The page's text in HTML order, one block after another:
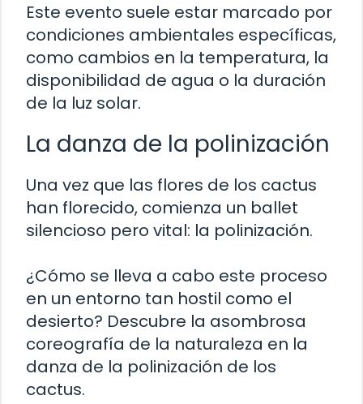
Este evento suele estar marcado por
condiciones ambientales específicas,
como cambios en la temperatura, la
disponibilidad de agua o la duración
de la luz solar.
La danza de la polinización
Una vez que las flores de los cactus
han florecido, comienza un ballet
silencioso pero vital: la polinización.
¿Cómo se lleva a cabo este proceso
en un entorno tan hostil como el
desierto? Descubre la asombrosa
coreografía de la naturaleza en la
danza de la polinización de los
cactus.